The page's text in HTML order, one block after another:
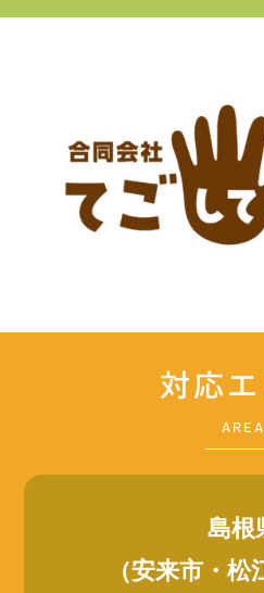
対応
AREA
島根
（安来市・松